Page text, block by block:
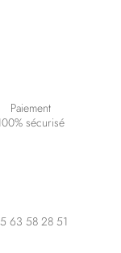
Paiement
sécurisé
63 58 28 51